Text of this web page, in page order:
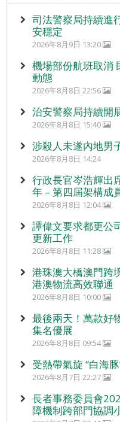
司法警察局持續進
安穩定
2026年8月9日 13:20
機場部份航班取消
動態
2026年8月8日 22:56
治安警察局持續開
2026年8月8日 15:40
涉殺人未遂內地男
2026年8月8日 14:24
行政長官岑浩輝出
年 – 第四屆架構成
2026年8月8日 12:04
譚偉文要求都更公
更新工作
2026年8月8日 11:28
港珠澳大橋澳門跨
港澳物流高效聯通
2026年8月8日 10:00
最後兩天！萬款好
集名優展
2026年8月8日 09:54
受熱帶氣旋 “白海
2026年8月7日 22:27
長者事務委員會
障機制跨部門協調